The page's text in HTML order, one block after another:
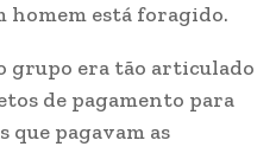
homem está foragido.
grupo era tão articulado
de pagamento para
que pagavam as